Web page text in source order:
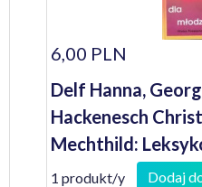
6,00 PLN
Delf Hanna,
Hackenesch
Mechthild:
dla młodzieży
1 produkt/y Dodaj